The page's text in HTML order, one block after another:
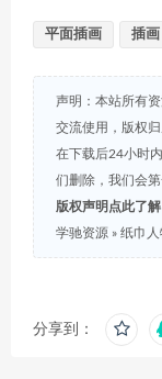
平面插画 插画
声明：本站所有
交流使用，版权
在下载后24小时
们删除，我们会
版权声明点此了解
学驰资源 » 纸巾
分享到：